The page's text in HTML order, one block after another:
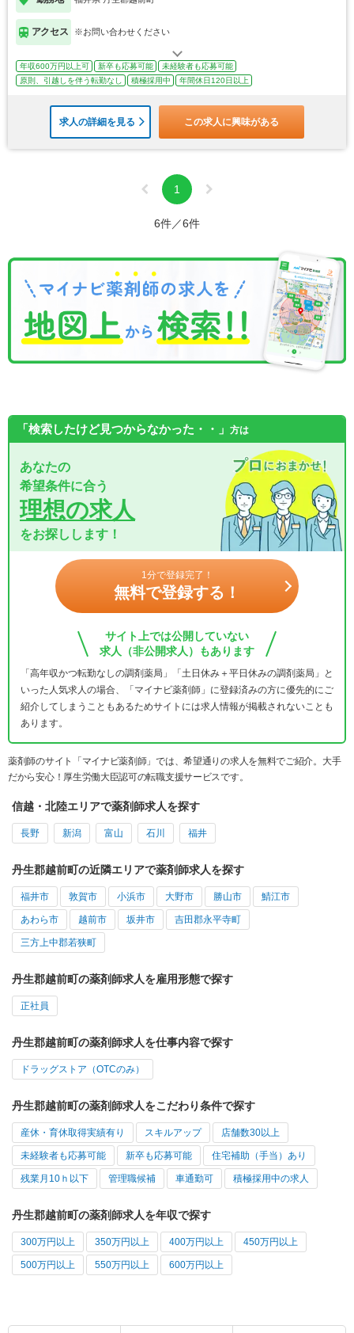
アクセス ※お問い合わせください
年収600万円以上可 新卒も応募可能
未経験者も応募可能
原則、引越しを伴う転勤なし
積極採用中 年間休日120日以上
求人の詳細を見る この求人に興味がある
1
6件／6件
「検索したけど見つからなかった・・」 方は
あなたの
希望条件に合う
理想の求人
をお探しします！
1分で登録完了！
無料で登録する！
サイト上では公開していない
求人（非公開求人）もあります
「高年収かつ転勤なしの調剤薬局」「土日休み＋平日休みの調剤薬局」と
いった人気求人の場合、「マイナビ薬剤師」に登録済みの方に優先的にご
紹介してしまうこともあるためサイトには求人情報が掲載されないことも
あります。
薬剤師のサイト「マイナビ薬剤師」では、希望通りの求人を無料でご紹介。大手
だから安心！厚生労働大臣認可の転職支援サービスです。
信越・北陸エリアで薬剤師求人を探す
長野 新潟 富山 石川 福井
丹生郡越前町の近隣エリアで薬剤師求人を探す
福井市 敦賀市 小浜市 大野市 勝山市 鯖江市
あわら市 越前市 坂井市 吉田郡永平寺町
三方上中郡若狭町
丹生郡越前町の薬剤師求人を雇用形態で探す
正社員
丹生郡越前町の薬剤師求人を仕事内容で探す
ドラッグストア（OTCのみ）
丹生郡越前町の薬剤師求人をこだわり条件で探す
産休・育休取得実績有り スキルアップ 店舗数30以上
未経験者も応募可能 新卒も応募可能 住宅補助（手当）あり
残業月10ｈ以下 管理職候補 車通勤可 積極採用中の求人
丹生郡越前町の薬剤師求人を年収で探す
300万円以上 350万円以上 400万円以上 450万円以上
500万円以上 550万円以上 600万円以上